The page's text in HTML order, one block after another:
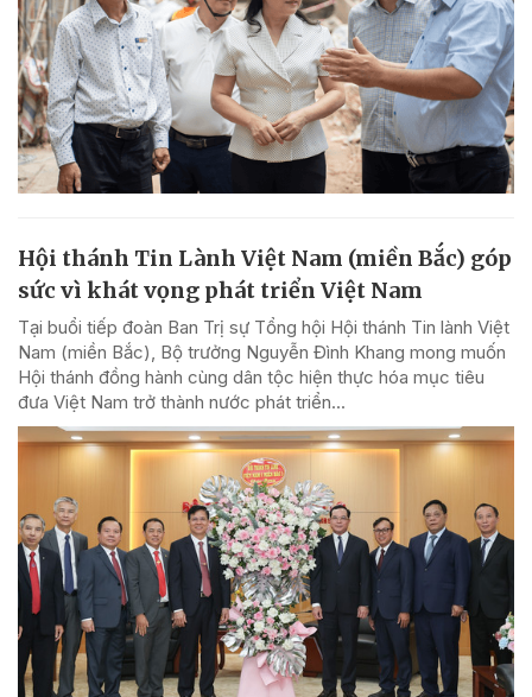
Hội thánh Tin Lành Việt Nam (miền Bắc) góp
sức vì khát vọng phát triển Việt Nam
Tại buổi tiếp đoàn Ban Trị sự Tổng hội Hội thánh Tin lành Việt
Nam (miền Bắc), Bộ trưởng Nguyễn Đình Khang mong muốn
Hội thánh đồng hành cùng dân tộc hiện thực hóa mục tiêu
đưa Việt Nam trở thành nước phát triển...